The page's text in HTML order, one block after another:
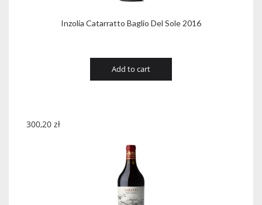
Inzolia Catarratto Baglio Del Sole 2016
Add to cart
300,20 zł